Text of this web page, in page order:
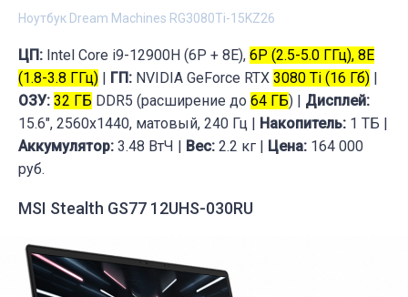
Ноутбук Dream Machines RG3080Ti-15KZ26
ЦП: Intel Core i9-12900H (6P + 8E), 6P (2.5-5.0 ГГц), 8E
(1.8-3.8 ГГц)
ГП: NVIDIA GeForce RTX 3080 Ti (16 Гб)
ОЗУ: 32 ГБ DDR5 (расширение до 64 ГБ) | Дисплей:
15.6", 2560x1440, матовый, 240 Гц |
Накопитель: 1 ТБ |
Аккумулятор: 3.48 ВтЧ | Вес: 2.2 кг | Цена: 164 000
руб.
MSI Stealth GS77 12UHS-030RU